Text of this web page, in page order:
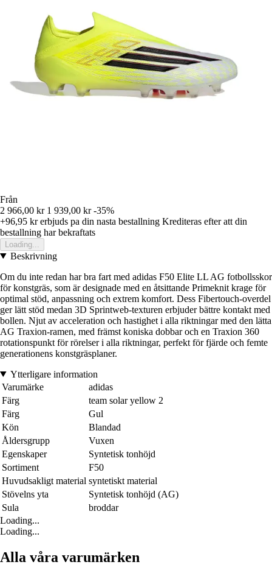
Från
2 966,00 kr 1 939,00 kr -35%
+96,95 krerbjuds pa din nasta bestallning Krediteras efter att din
bestallning har bekraftats
Loading...
Beskrivning
Om du inte redan har bra fart med adidas F50 Elite LL AG fotbollsskor
för konstgräs, som är designade med en åtsittande Primeknit krage för
optimal stöd, anpassning och extrem komfort. Dess Fibertouch-overdel
ger lätt stöd medan 3D Sprintweb-texturen erbjuder bättre kontakt med
bollen. Njut av acceleration och hastighet i alla riktningar med den lätta
AG Traxion-ramen, med främst koniska dobbar och en Traxion 360
rotationspunkt för rörelser i alla riktningar, perfekt för fjärde och femte
generationens konstgräsplaner.
Ytterligare information
Varumärke
adidas
Färg
team solar yellow 2
Färg
Gul
Kön
Blandad
Åldersgrupp
Vuxen
Egenskaper
Syntetisk tonhöjd
Sortiment
F50
Huvudsakligt material syntetiskt material
Stövelns yta
Syntetisk tonhöjd (AG)
Sula
broddar
Loading...
Loading...
Alla våra varumärken